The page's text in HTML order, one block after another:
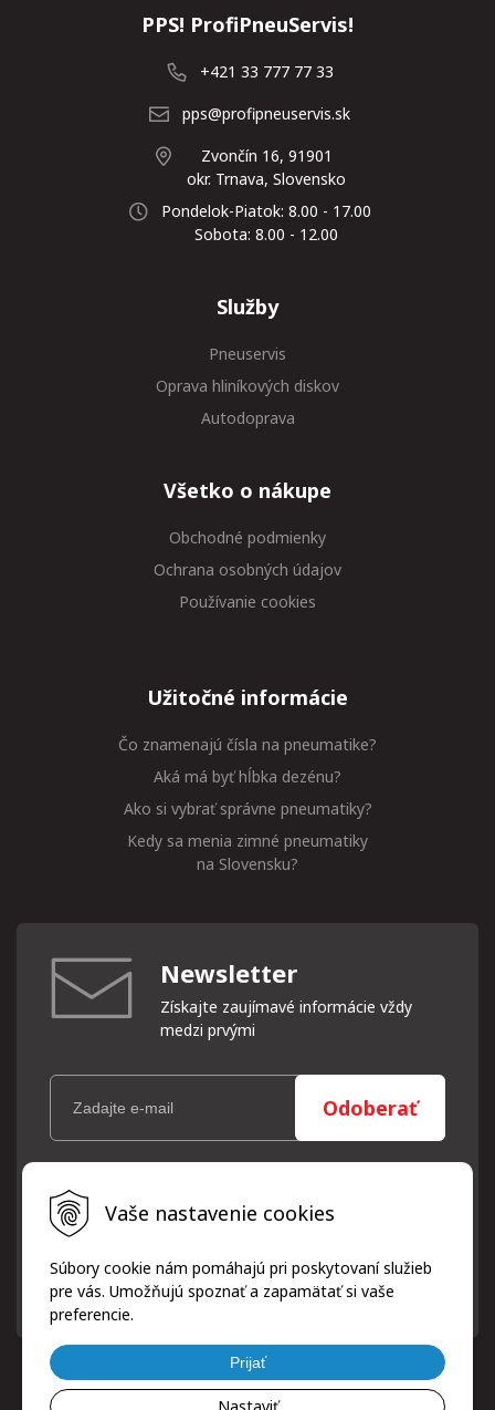
Vaše nastavenie cookies
Súbory cookie nám pomáhajú pri poskytovaní služieb
pre vás. Umožňujú spoznať a zapamätať si vaše
preferencie.
Prijať
PPS! ProfiPneuServis!
+421 33 777 77 33
pps@profipneuservis.sk
Zvončín 16, 91901
okr. Trnava, Slovensko
Pondelok-Piatok: 8.00 - 17.00
Sobota: 8.00 - 12.00
Služby
Pneuservis
Oprava hliníkových diskov
Autodoprava
Všetko o nákupe
Obchodné podmienky
Ochrana osobných údajov
Používanie cookies
Užitočné informácie
Čo znamenajú čísla na pneumatike?
Aká má byť hĺbka dezénu?
Ako si vybrať správne pneumatiky?
Kedy sa menia zimné pneumatiky
na Slovensku?
Newsletter
Získajte zaujímavé informácie vždy
medzi prvými
Odoberať
Vaše osobné údaje (email) budeme spracovávať len za týmto
účelom v súlade s platnou legislatívou a zásadami ochrany
osobných údajov. Súhlas potvrdíte kliknutím na odkaz, ktorý
písomne, emailom alebo kliknutím na odkaz z ktoréhokoľvek
informačného emailu.